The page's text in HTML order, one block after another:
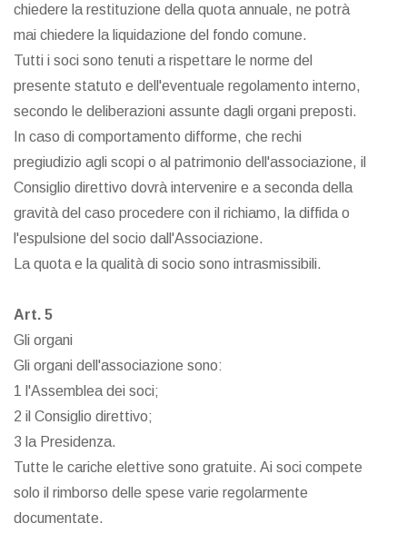
chiedere la restituzione della quota annuale, ne potrà
mai chiedere la liquidazione del fondo comune.
Tutti i soci sono tenuti a rispettare le norme del
presente statuto e dell'eventuale regolamento interno,
secondo le deliberazioni assunte dagli organi preposti.
In caso di comportamento difforme, che rechi
pregiudizio agli scopi o al patrimonio dell'associazione, il
Consiglio direttivo dovrà intervenire e a seconda della
gravità del caso procedere con il richiamo, la diffida o
l'espulsione del socio dall'Associazione.
La quota e la qualità di socio sono intrasmissibili.
Art. 5
Gli organi
Gli organi dell'associazione sono:
1 l'Assemblea dei soci;
2 il Consiglio direttivo;
3 la Presidenza.
Tutte le cariche elettive sono gratuite. Ai soci compete
solo il rimborso delle spese varie regolarmente
documentate.